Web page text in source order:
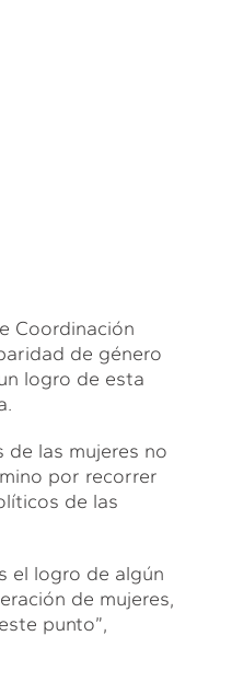
Coordinación
de género
logro de esta
de las mujeres no
por recorrer
de las
el logro de algún
de mujeres,
punto”,